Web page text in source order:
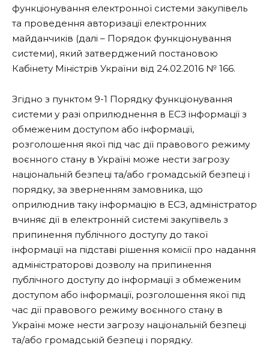
функціонування електронної системи закупівель
та проведення авторизації електронних
майданчиків (далі – Порядок функціонування
системи), який затверджений постановою
Кабінету Міністрів України від 24.02.2016 № 166.
Згідно з пунктом 9-1 Порядку функціонування
системи у разі оприлюднення в ЕСЗ інформації з
обмеженим доступом або інформації,
розголошення якої під час дії правового режиму
воєнного стану в Україні може нести загрозу
національній безпеці та/або громадській безпеці і
порядку, за зверненням замовника, що
оприлюднив таку інформацію в ЕСЗ, адміністратор
вчиняє дії в електронній системі закупівель з
припинення публічного доступу до такої
інформації на підставі рішення комісії про надання
адміністраторові дозволу на припинення
публічного доступу до інформації з обмеженим
доступом або інформації, розголошення якої під
час дії правового режиму воєнного стану в
Україні може нести загрозу національній безпеці
та/або громадській безпеці і порядку.